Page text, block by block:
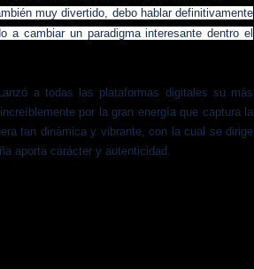
muy divertido, debo hablar definitivamente
a cambiar un paradigma interesante dentro el
a todas las plataformas digitales su más
por la gran energía que captura la
tan dinámica y vibrante, con la cual se dirige
aporta carácter y autenticidad.